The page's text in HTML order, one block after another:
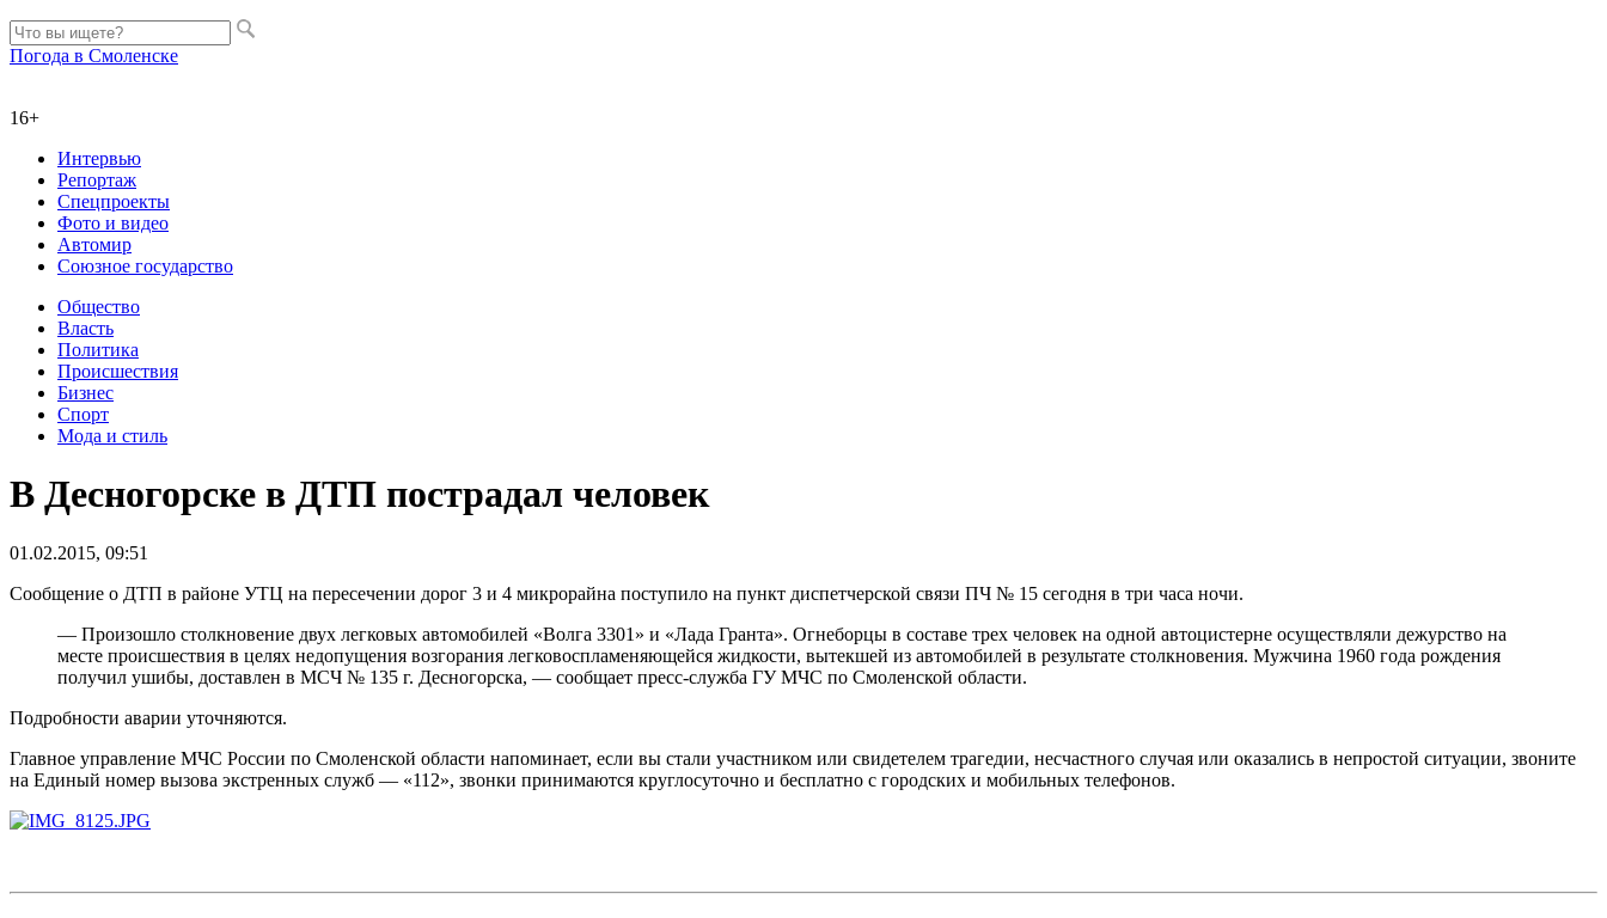
Погода в Смоленске
16+
Интервью
Репортаж
Спецпроекты
Фото и видео
Автомир
Союзное государство
Общество
Власть
Политика
Происшествия
Бизнес
Спорт
Мода и стиль
В Десногорске в ДТП пострадал человек
01.02.2015, 09:51
Сообщение о ДТП в районе УТЦ на пересечении дорог 3 и 4 микрорайна поступило на пункт диспетчерской связи ПЧ № 15 сегодня в три часа ночи.
— Произошло столкновение двух легковых автомобилей «Волга 3301» и «Лада Гранта». Огнеборцы в составе трех человек на одной автоцистерне осуществляли дежурство на
месте происшествия в целях недопущения возгорания легковоспламеняющейся жидкости, вытекшей из автомобилей в результате столкновения. Мужчина 1960 года рождения
получил ушибы, доставлен в МСЧ № 135 г. Десногорска, — сообщает пресс-служба ГУ МЧС по Смоленской области.
Подробности аварии уточняются.
Главное управление МЧС России по Смоленской области напоминает, если вы стали участником или свидетелем трагедии, несчастного случая или оказались в непростой ситуации, звоните
на Единый номер вызова экстренных служб — «112», звонки принимаются круглосуточно и бесплатно с городских и мобильных телефонов.